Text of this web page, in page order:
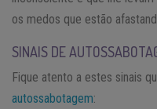
os medos que estão
SINAIS DE
Fique atento a estes sinais
autossabotagem: